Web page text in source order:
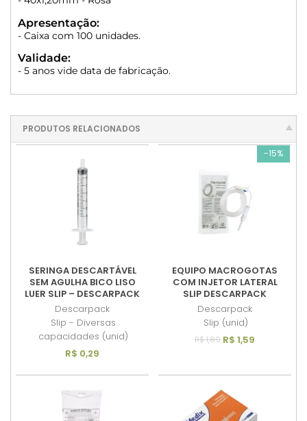
Apresentação:
- Caixa com 100 unidades.
Validade:
- 5 anos vide data de fabricação.
PRODUTOS RELACIONADOS
SERINGA DESCARTÁVEL
SEM AGULHA BICO LISO
LUER SLIP – DESCARPACK
Descarpack
Slip - Diversas
capacidades (unid)
R$ 0,29
-15%
EQUIPO MACROGOTAS
COM INJETOR LATERAL
SLIP DESCARPACK
Descarpack
Slip (unid)
R$ 1,89 R$ 1,59